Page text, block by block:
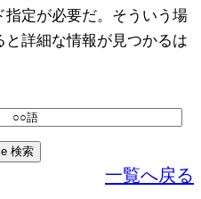
指定が必要だ。そういう場
詳細な情報が見つかるは
一覧へ戻る